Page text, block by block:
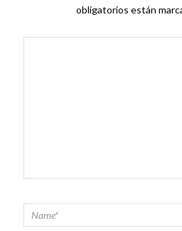
obligatorios están